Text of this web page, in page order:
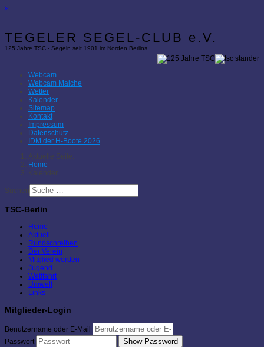
×
TEGELER SEGEL-CLUB e.V.
125 Jahre TSC - Segeln seit 1901 im Norden Berlins
Webcam
Webcam Malche
Wetter
Kalender
Sitemap
Kontakt
Impressum
Datenschutz
IDM der H-Boote 2026
Aktuelle Seite:
Home
Kalender
Suchen
TSC-Berlin
Home
Aktuell
Rundschreiben
Der Verein
Mitglied werden
Jugend
Wettfahrt
Umwelt
Links
Mitglieder-Login
Benutzername oder E-Mail
Passwort
Show Password